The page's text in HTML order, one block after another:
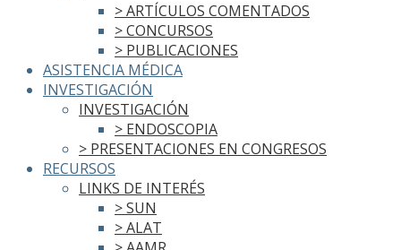
> ARTÍCULOS COMENTADOS
> CONCURSOS
> PUBLICACIONES
ASISTENCIA MÉDICA
INVESTIGACIÓN
INVESTIGACIÓN
> ENDOSCOPIA
> PRESENTACIONES EN CONGRESOS
RECURSOS
LINKS DE INTERÉS
> SUN
> ALAT